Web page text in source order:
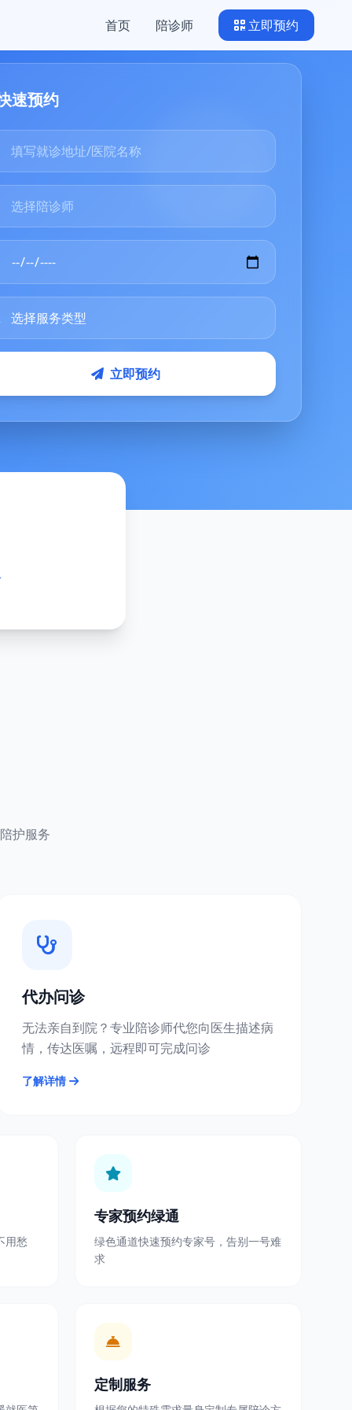
首页 陪诊师 立即预约
速预约
立即预约
护服务
代办问诊
无法亲自到院？专业陪诊师代您向医生描述病
情，传达医嘱，远程即可完成问诊
了解详情
用愁
专家预约绿通
绿色通道快速预约专家号，告别一号难
求
定制服务